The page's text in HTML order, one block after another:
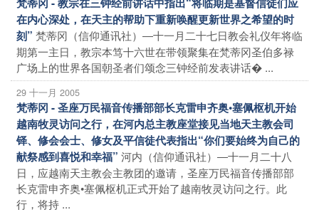
在内心深处，在天主的帮助下重新唤醒更新世界之希望的时
刻” 梵蒂冈（信仰通讯社）―十一月二十七日教会礼仪年将临
期第一主日，教宗本笃十六世在带领聚集在梵蒂冈圣伯多禄
广场上的世界各国朝圣者们颂念三钟经前发表讲话� ...
29 十一月 2005
梵蒂冈 - 圣座万民福音传播部部长克雷申齐奥•塞佩枢机开始
越南牧灵访问之行，在河内总主教座堂接见当地天主教会司
铎、修会会士、修女及平信徒代表指出“你们要始终为自己的
献祭感到喜悦和幸福” 河内（信仰通讯社）―十一月二十八
日，应越南天主教会主教团的邀请，圣座万民福音传播部部
长克雷申齐奥•塞佩枢机正式开始了越南牧灵访问之行。此
行，将持 ...